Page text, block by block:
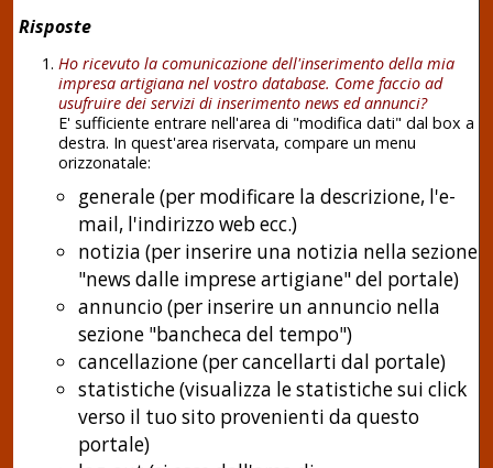
Risposte
Ho ricevuto la comunicazione dell'inserimento della mia
impresa artigiana nel vostro database. Come faccio ad
usufruire dei servizi di inserimento news ed annunci?
E' sufficiente entrare nell'area di "modifica dati" dal box a
destra. In quest'area riservata, compare un menu
orizzonatale:
generale (per modificare la descrizione, l'e-
mail, l'indirizzo web ecc.)
notizia (per inserire una notizia nella sezione
"news dalle imprese artigiane" del portale)
annuncio (per inserire un annuncio nella
sezione "bancheca del tempo")
cancellazione (per cancellarti dal portale)
statistiche (visualizza le statistiche sui click
verso il tuo sito provenienti da questo
portale)